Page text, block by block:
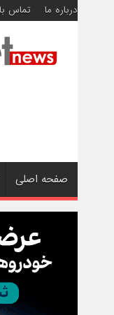
درباره ما تماس
صفحه اصلی